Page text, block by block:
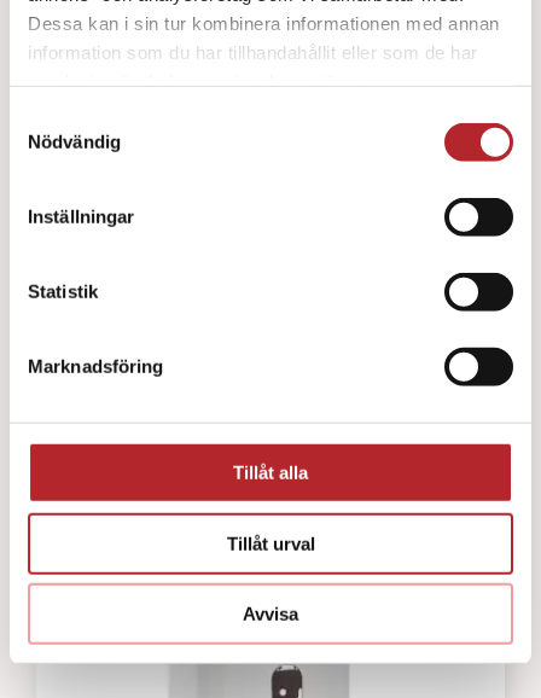
Dessa kan i sin tur kombinera informationen med annan
information som du har tillhandahållit eller som de har
Nödvändig
Inställningar
Statistik
Marknadsföring
Tillåt alla
Tillåt urval
Avvisa
DAX Clinical Handdesinfektion 600ml med
63kr